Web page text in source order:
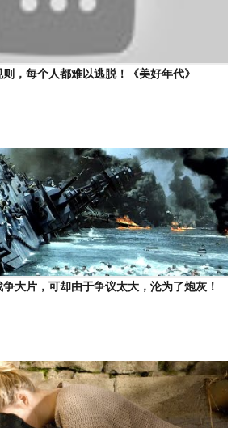
则，每个人都难以逃脱！《美好年代》
争大片，可却由于争议太大，沦为了炮灰！